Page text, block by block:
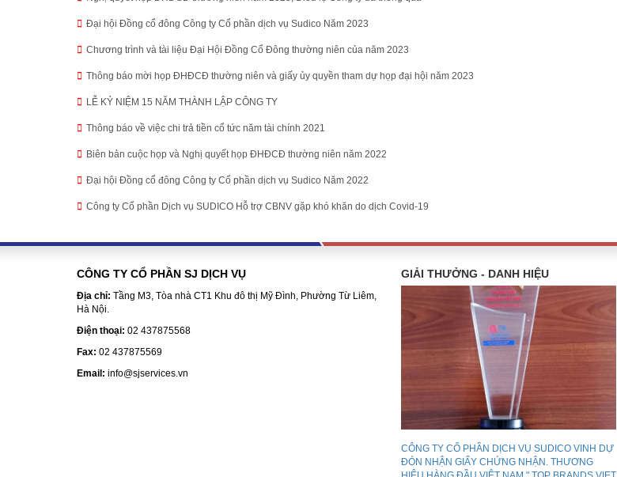
Đại hội Đồng cổ đông Công ty Cổ phần dịch vụ Sudico Năm 2023
Chương trình và tài liệu Đại Hội Đồng Cổ Đông thường niên của năm 2023
Thông báo mời họp ĐHĐCĐ thường niên và giấy ủy quyền tham dự họp đại hội năm 2023
LỄ KỶ NIỆM 15 NĂM THÀNH LẬP CÔNG TY
Thông báo về việc chi trả tiền cổ tức năm tài chính 2021
Biên bản cuộc họp và Nghị quyết họp ĐHĐCĐ thường niên năm 2022
Đại hội Đồng cổ đông Công ty Cổ phần dịch vụ Sudico Năm 2022
Công ty Cổ phần Dịch vụ SUDICO Hỗ trợ CBNV gặp khó khăn do dịch Covid-19
CÔNG TY CỔ PHẦN SJ DỊCH VỤ
Địa chỉ: Tầng M3, Tòa nhà CT1 Khu đô thị Mỹ Đình, Phường Từ Liêm,
Hà Nội.
Điện thoại: 02 437875568
Fax: 02 437875569
Email: info@sjservices.vn
GIẢI THƯỞNG - DANH HIỆU
CÔNG TY CỔ PHẦN DỊCH VỤ SUDICO VINH DỰ
ĐÓN NHẬN GIẤY CHỨNG NHẬN. THƯƠNG